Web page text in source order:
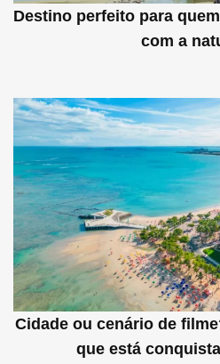
Destino perfeito para
com a
Cidade ou cenário de
que está